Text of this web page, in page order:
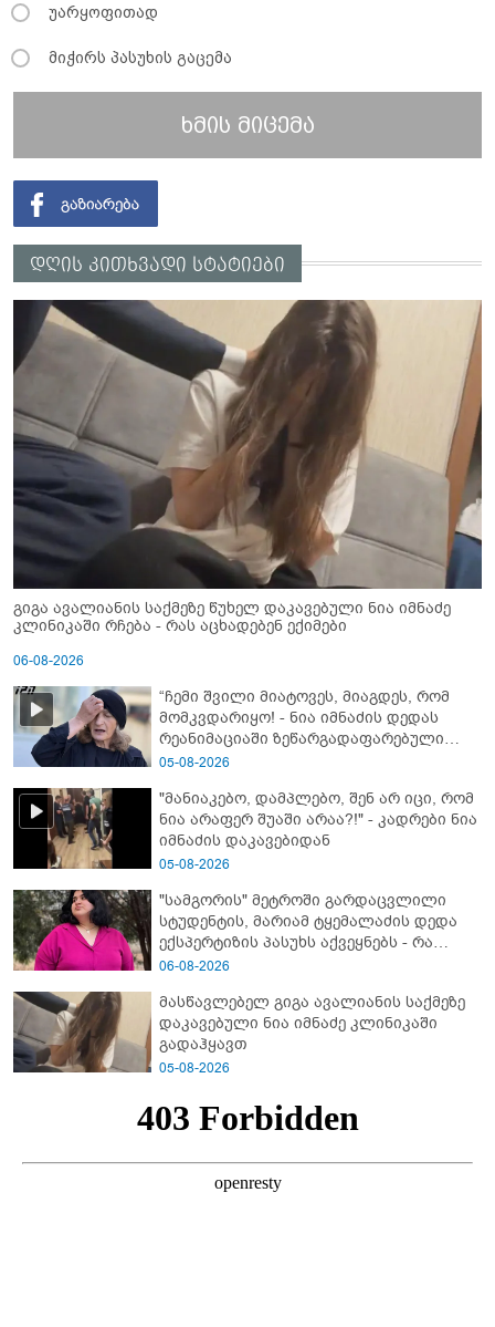
უარყოფითად
მიჭირს პასუხის გაცემა
ხმის მიცემა
დღის კითხვადი სტატიები
გიგა ავალიანის საქმეზე წუხელ დაკავებული ნია იმნაძე
კლინიკაში რჩება - რას აცხადებენ ექიმები
06-08-2026
“ჩემი შვილი მიატოვეს, მიაგდეს, რომ
მომკვდარიყო! - ნია იმნაძის დედას
რეანიმაციაში ზეწარგადაფარებული
შვილი არ უნახავს” - გიგა ავალიანის
05-08-2026
"მანიაკებო, დამპლებო, შენ არ იცი, რომ
ნია არაფერ შუაში არაა?!" - კადრები ნია
იმნაძის დაკავებიდან
05-08-2026
"სამგორის" მეტროში გარდაცვლილი
სტუდენტის, მარიამ ტყემალაძის დედა
ექსპერტიზის პასუხს აქვეყნებს - რა
გახდა გოგონას გარდაცვალების მიზეზი?
06-08-2026
მასწავლებელ გიგა ავალიანის საქმეზე
დაკავებული ნია იმნაძე კლინიკაში
გადაჰყავთ
05-08-2026